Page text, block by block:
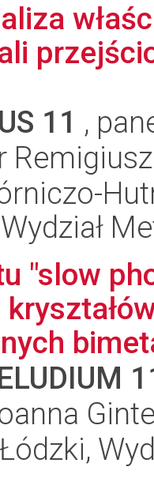
11 ,
"slow